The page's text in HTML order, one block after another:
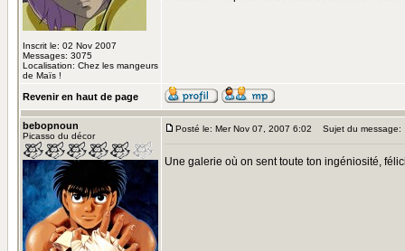
Inscrit le: 02 Nov 2007
Messages: 3075
Localisation: Chez les mangeurs
de Maïs !
Revenir en haut de page
bebopnoun
Picasso du décor
Posté le: Mer Nov 07, 2007 6:02 Sujet du message:
Une galerie où on sent toute ton ingéniosité,